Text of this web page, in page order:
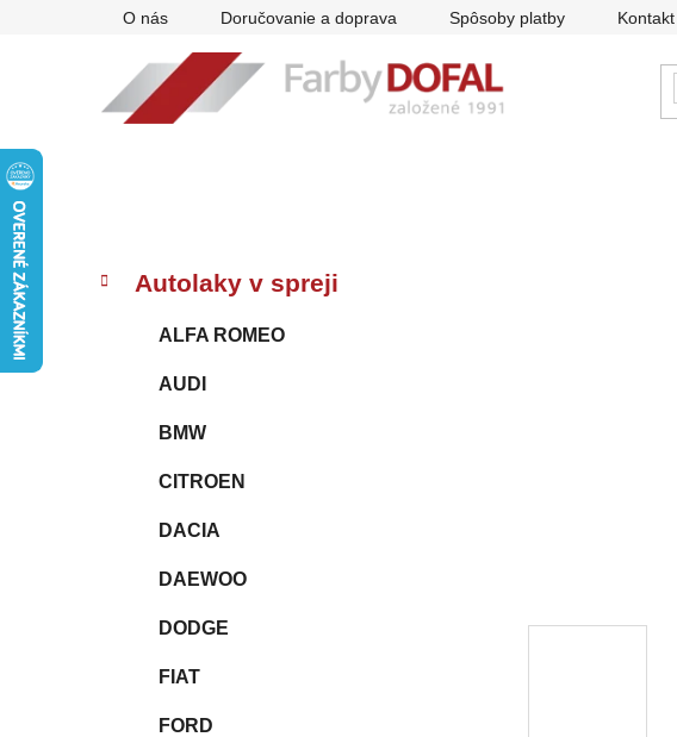
O nás Doručovanie a doprava Spôsoby platby Kontakt
B
kategórie
a
Autolaky v spreji
ALFA ROMEO
AUDI
BMW
CITROEN
DACIA
DAEWOO
DODGE
FIAT
FORD